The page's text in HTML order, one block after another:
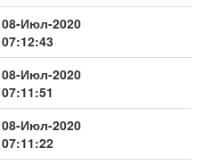
08-Июл-2020
07:12:43
08-Июл-2020
07:11:51
08-Июл-2020
07:11:22